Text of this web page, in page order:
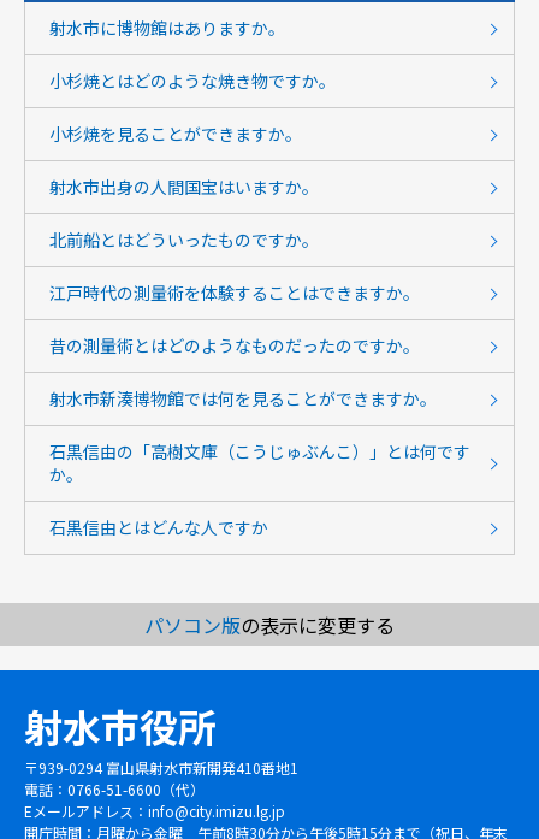
射水市に博物館はありますか。
小杉焼とはどのような焼き物ですか。
小杉焼を見ることができますか。
射水市出身の人間国宝はいますか。
北前船とはどういったものですか。
江戸時代の測量術を体験することはできますか。
昔の測量術とはどのようなものだったのですか。
射水市新湊博物館では何を見ることができますか。
石黒信由の「高樹文庫（こうじゅぶんこ）」とは何です
か。
石黒信由とはどんな人ですか
パソコン版の表示に変更する
射水市役所
〒939-0294 富山県射水市新開発410番地1
電話：0766-51-6600（代）
Eメールアドレス： info@city.imizu.lg.jp
開庁時間：月曜から金曜 午前8時30分から午後5時15分まで（祝日、年末